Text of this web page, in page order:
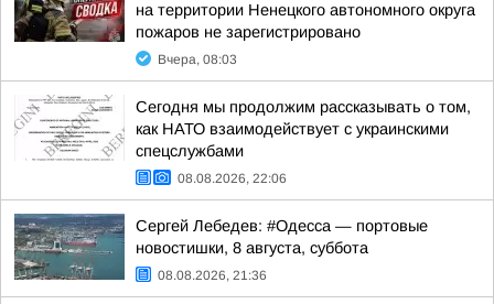
на территории Ненецкого автономного округа
пожаров не зарегистрировано
Вчера, 08:03
Сегодня мы продолжим рассказывать о том,
как НАТО взаимодействует с украинскими
спецслужбами
08.08.2026, 22:06
Сергей Лебедев: #Одесса — портовые
новостишки, 8 августа, суббота
08.08.2026, 21:36